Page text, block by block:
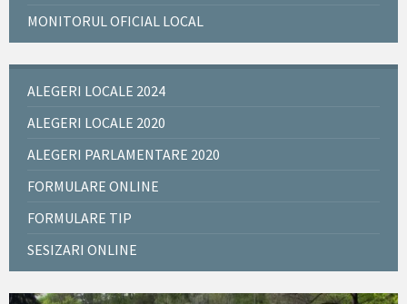
MONITORUL OFICIAL LOCAL
ALEGERI LOCALE 2024
ALEGERI LOCALE 2020
ALEGERI PARLAMENTARE 2020
FORMULARE ONLINE
FORMULARE TIP
SESIZARI ONLINE